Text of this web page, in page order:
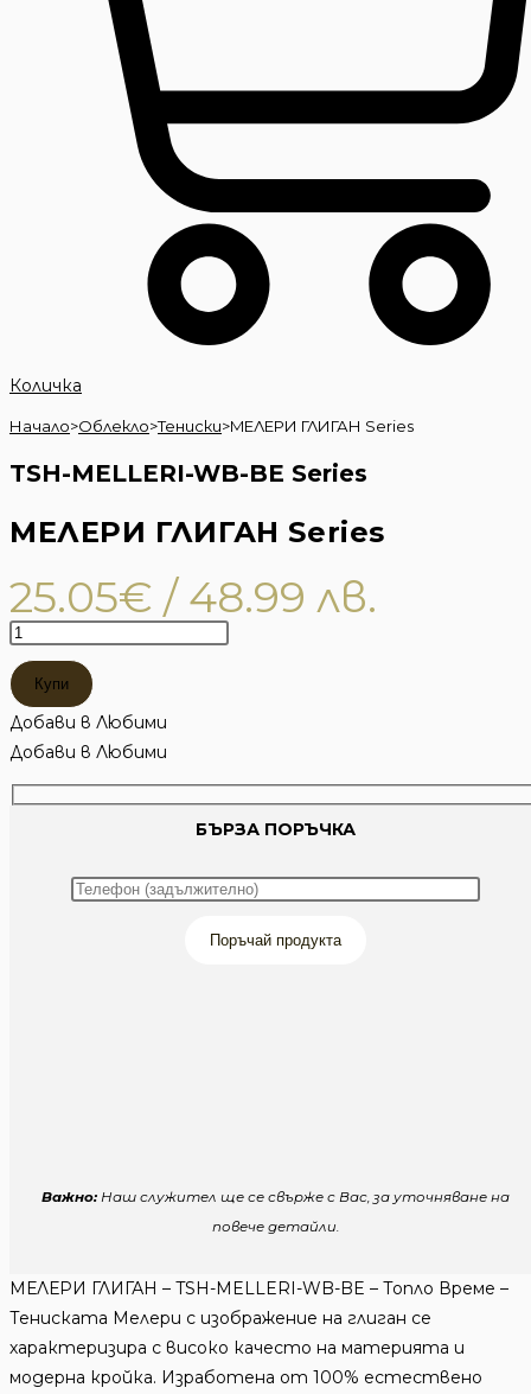
Количка
Начало>Облекло>Тениски>MЕЛЕРИ ГЛИГАН Series
TSH-MELLERI-WB-BE Series
MЕЛЕРИ ГЛИГАН Series
25.05€ / 48.99 лв.
количество
за
MЕЛЕРИ
ГЛИГАН
Series
Купи
Добави в Любими
Добави в Любими
БЪРЗА ПОРЪЧКА
Поръчай продукта
Важно:Наш служител ще се свърже с Вас, за уточняване на
повече детайли.
MЕЛЕРИ ГЛИГАН – TSH-MELLERI-WB-BE – Топло Време –
Тениската Мелери с изображение на глиган се
характеризира с високо качесто на материята и
модерна кройка. Изработена от 100% естествено